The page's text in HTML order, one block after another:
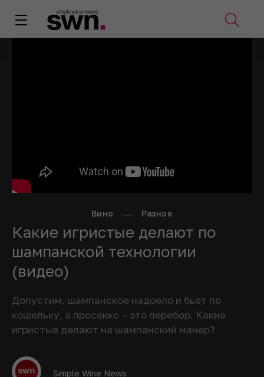
Simple Wine News
Вино Разное
Какие игристые делают по
шампанской технологии
(видео)
Допустим, шампанское надоело и бьет по
кошельку, а просекко – это перебор. Какие
игристые делают на шампанский манер?